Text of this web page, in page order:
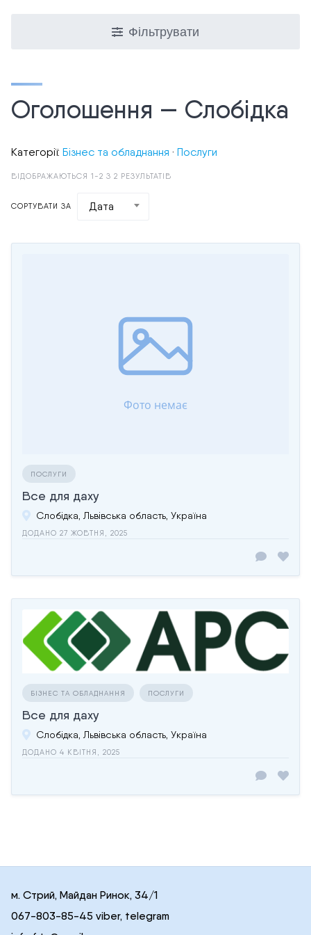
Фільтрувати
Оголошення — Слобідка
Категорії: Бізнес та обладнання · Послуги
ВІДОБРАЖАЮТЬСЯ 1-2 З 2 РЕЗУЛЬТАТІВ
СОРТУВАТИ ЗА Дата
ПОСЛУГИ
Все для даху
Слобідка, Львівська область, Україна
ДОДАНО 27 ЖОВТНЯ, 2025
БІЗНЕС ТА ОБЛАДНАННЯ ПОСЛУГИ
Все для даху
Слобідка, Львівська область, Україна
ДОДАНО 4 КВІТНЯ, 2025
м. Стрий, Майдан Ринок, 34/1
067-803-85-45 viber, telegram